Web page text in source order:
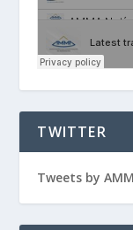
TWITTER
Tweets by